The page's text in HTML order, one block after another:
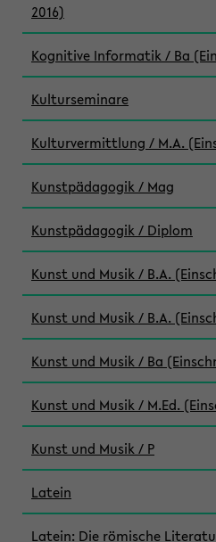
2016)
Kognitive Informatik / Ba
Kulturseminare
Kulturvermittlung / M.A.
Kunstpädagogik / Mag
Kunstpädagogik / Diplom
Kunst und Musik / B.A.
Kunst und Musik / B.A.
Kunst und Musik / Ba
Kunst und Musik / M.Ed.
Kunst und Musik / P
Latein
Latein: Die römische